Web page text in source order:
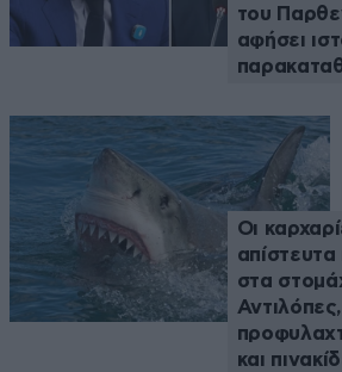
του
αφήσει
Οι
στα
και